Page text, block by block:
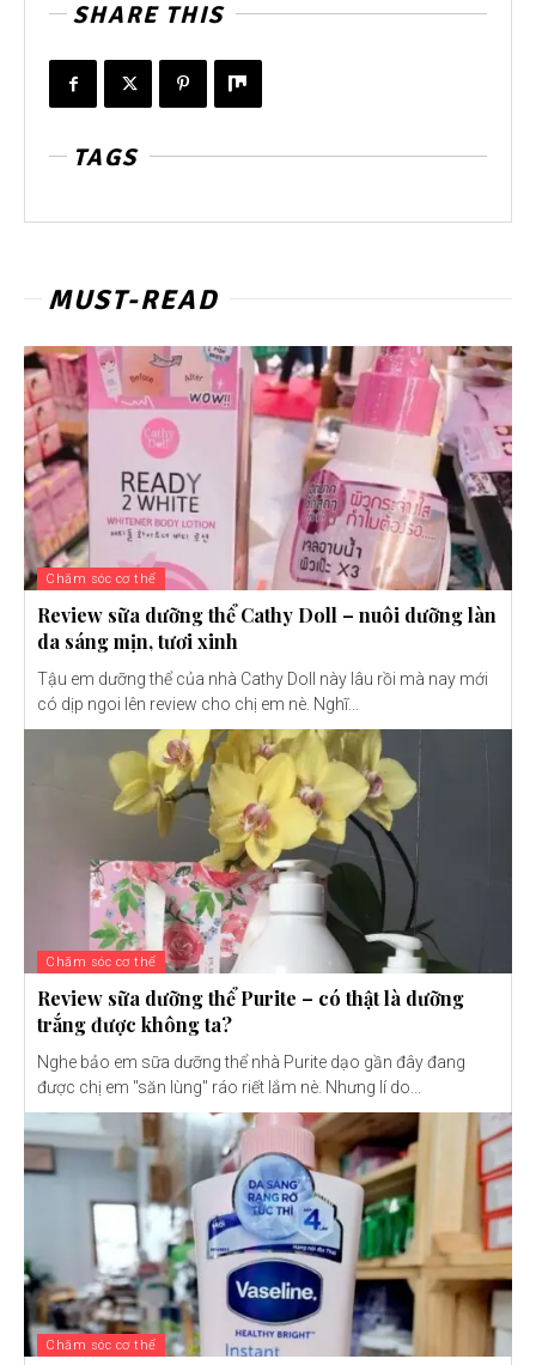
SHARE THIS
TAGS
MUST-READ
Chăm sóc cơ thể
Review sữa dưỡng thể Cathy Doll – nuôi dưỡng làn
da sáng mịn, tươi xinh
Tậu em dưỡng thể của nhà Cathy Doll này lâu rồi mà nay mới
có dịp ngoi lên review cho chị em nè. Nghĩ...
Chăm sóc cơ thể
Review sữa dưỡng thể Purite – có thật là dưỡng
trắng được không ta?
Nghe bảo em sữa dưỡng thể nhà Purite dạo gần đây đang
được chị em "săn lùng" ráo riết lắm nè. Nhưng lí do...
Chăm sóc cơ thể